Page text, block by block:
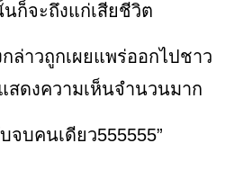
ก็จะถึงแก่เสียชีวิต
กล่าวถูกเผยแพร่ออกไปชาว
สดงความเห็นจำนวนมาก
จบคนเดียว555555”